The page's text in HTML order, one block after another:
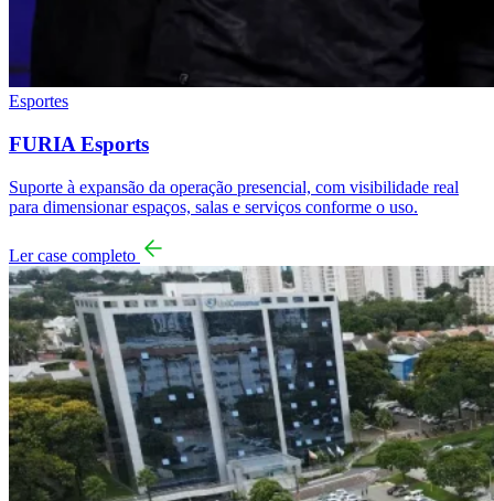
Esportes
FURIA Esports
Suporte à expansão da operação presencial, com visibilidade real
para dimensionar espaços, salas e serviços conforme o uso.
Ler case completo